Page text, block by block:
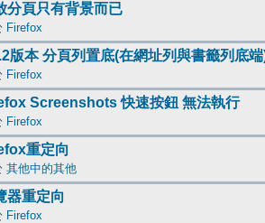
分頁只有背景而已
Firefox
版本 分頁列置底(在網址列與書籤列底
Firefox
Screenshots 快速按鈕 無法執行
Firefox
重定向
其他中的其他
器重定向
Firefox